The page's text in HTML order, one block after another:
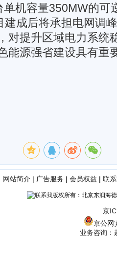
机容量350MW的可
建成后将承担电网调
对提升区域电力系统
能源强省建设具有重
网站简介 | 广告服务 | 会员权益 | 联
版权所有：北京东润海
京
京公网
业务咨询：